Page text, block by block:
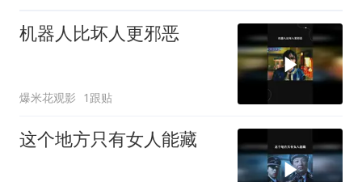
机器人比坏人更邪恶
爆米花观影 1跟贴
这个地方只有女人能藏